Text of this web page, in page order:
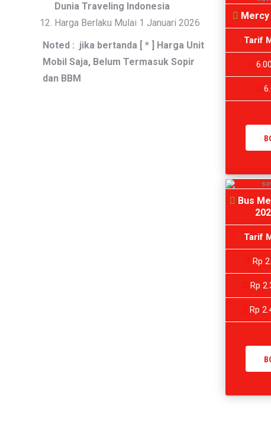
Dunia Traveling Indonesia
Harga Berlaku Mulai 1 Januari 2026
Noted : jika bertanda [ * ] Harga Unit
Mobil Saja, Belum Termasuk Sopir
dan BBM
Tarif
Bus
Tarif
Rp
Rp
Rp